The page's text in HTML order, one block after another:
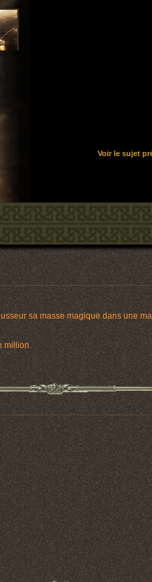
Voir le sujet
sa masse magique dans une
million.